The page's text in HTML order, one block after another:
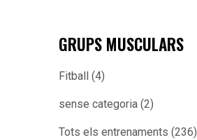
GRUPS MUSCULARS
Fitball (4)
sense categoria (2)
Tots els entrenaments (236)